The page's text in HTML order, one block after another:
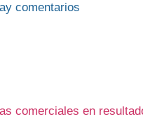
comentarios
comerciales en